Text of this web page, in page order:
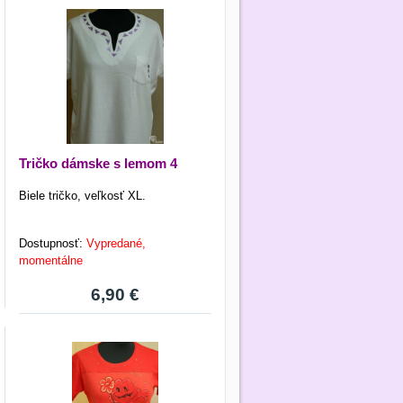
Tričko dámske s lemom 4
Biele tričko, veľkosť XL.
Dostupnosť: Vypredané,
momentálne
6,90 €